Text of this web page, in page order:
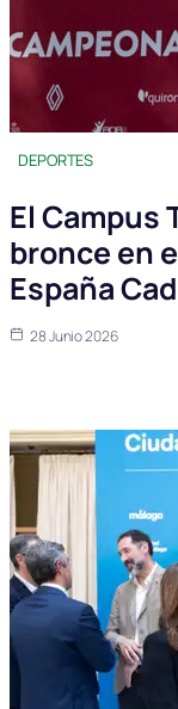
DEPORTES
El Campus
bronce en
España
28 Junio 2026